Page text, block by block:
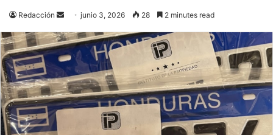
Redacción
Send
email
junio 3, 2026 28 2 minutes read